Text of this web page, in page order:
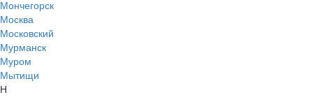
Мончегорск
Москва
Московский
Мурманск
Муром
Мытищи
Н